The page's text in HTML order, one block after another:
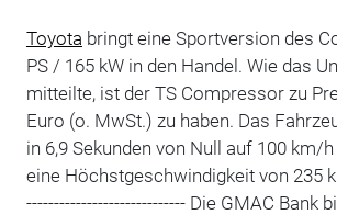
Toyota bringt eine Sportversion des
PS / 165 kW in den Handel. Wie das
mitteilte, ist der TS Compressor zu
Euro (o. MwSt.) zu haben. Das
in 6,9 Sekunden von Null auf 100 km/
eine Höchstgeschwindigkeit von 235
----------------------------- Die GMAC Bank